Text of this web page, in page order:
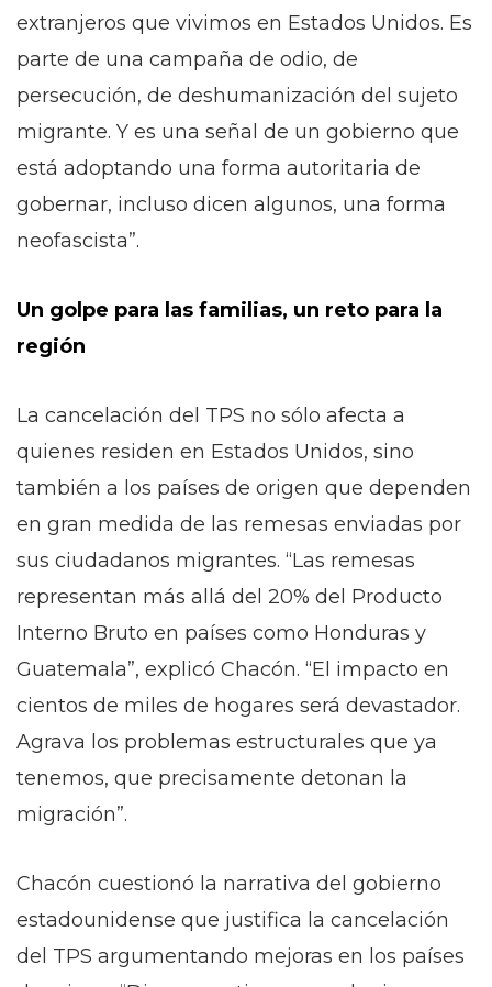
extranjeros que vivimos en Estados Unidos. Es
parte de una campaña de odio, de
persecución, de deshumanización del sujeto
migrante. Y es una señal de un gobierno que
está adoptando una forma autoritaria de
gobernar, incluso dicen algunos, una forma
neofascista”.
Un golpe para las familias, un reto para la
región
La cancelación del TPS no sólo afecta a
quienes residen en Estados Unidos, sino
también a los países de origen que dependen
en gran medida de las remesas enviadas por
sus ciudadanos migrantes. “Las remesas
representan más allá del 20% del Producto
Interno Bruto en países como Honduras y
Guatemala”, explicó Chacón. “El impacto en
cientos de miles de hogares será devastador.
Agrava los problemas estructurales que ya
tenemos, que precisamente detonan la
migración”.
Chacón cuestionó la narrativa del gobierno
estadounidense que justifica la cancelación
del TPS argumentando mejoras en los países